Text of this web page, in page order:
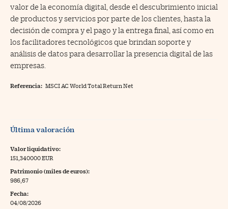
valor de la economía digital, desde el descubrimiento inicial
de productos y servicios por parte de los clientes, hasta la
decisión de compra y el pago y la entrega final, así como en
los facilitadores tecnológicos que brindan soporte y
análisis de datos para desarrollar la presencia digital de las
empresas.
Referencia: MSCI AC World Total Return Net
Última valoración
Valor liquidativo:
151,340000 EUR
Patrimonio (miles de euros):
986,67
Fecha:
04/08/2026